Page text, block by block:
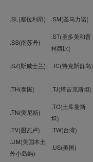
.SL(塞拉利昂) .SM(圣马力诺)
.SS(南苏丹)
.ST(圣多美和普
林西比)
.SZ(斯威士兰) .TC(特克斯群岛)
.TH(泰国) .TJ(塔吉克斯坦)
.TN(突尼斯)
.TO(土库曼斯
坦)
.TV(图瓦卢)
.TW(台湾)
.UM(美国本土
外小岛屿)
.US(美国)